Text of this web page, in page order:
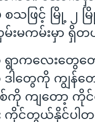
သဖြင့် မြို့ ၂ မ
မ်းမကမ်းမှာ ရှိတ
ရွာကလေးတွေတ
ဒါတွေကို ကျွန်
စ်ကို ကျတော့
ကိုင်တွယ်နိုင်ပါတ